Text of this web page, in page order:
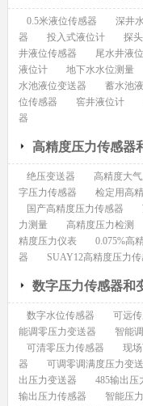
0.5米液位传感器 深井
器
投入式液位计 探
井液位传感器
尾水井液
液位计
地下水水位测量
水池液位变送器
蓄水池
位传感器
窖井液位计
器
高精度压力传感器
绝压变送器 高精度大
字压力传感器
检定用高
国产高精度压力传感器
力测量
高精度压力检测
精度压力仪表
0.075%高
器
SUAY12高精度压力
数字压力传感器和
数字水位传感器 可远
能调零压力变送器
智能
可清零压力传感器
现
器
可调零调满度压力变
出压力变送器
485输出压
输出压力传感器
智能压